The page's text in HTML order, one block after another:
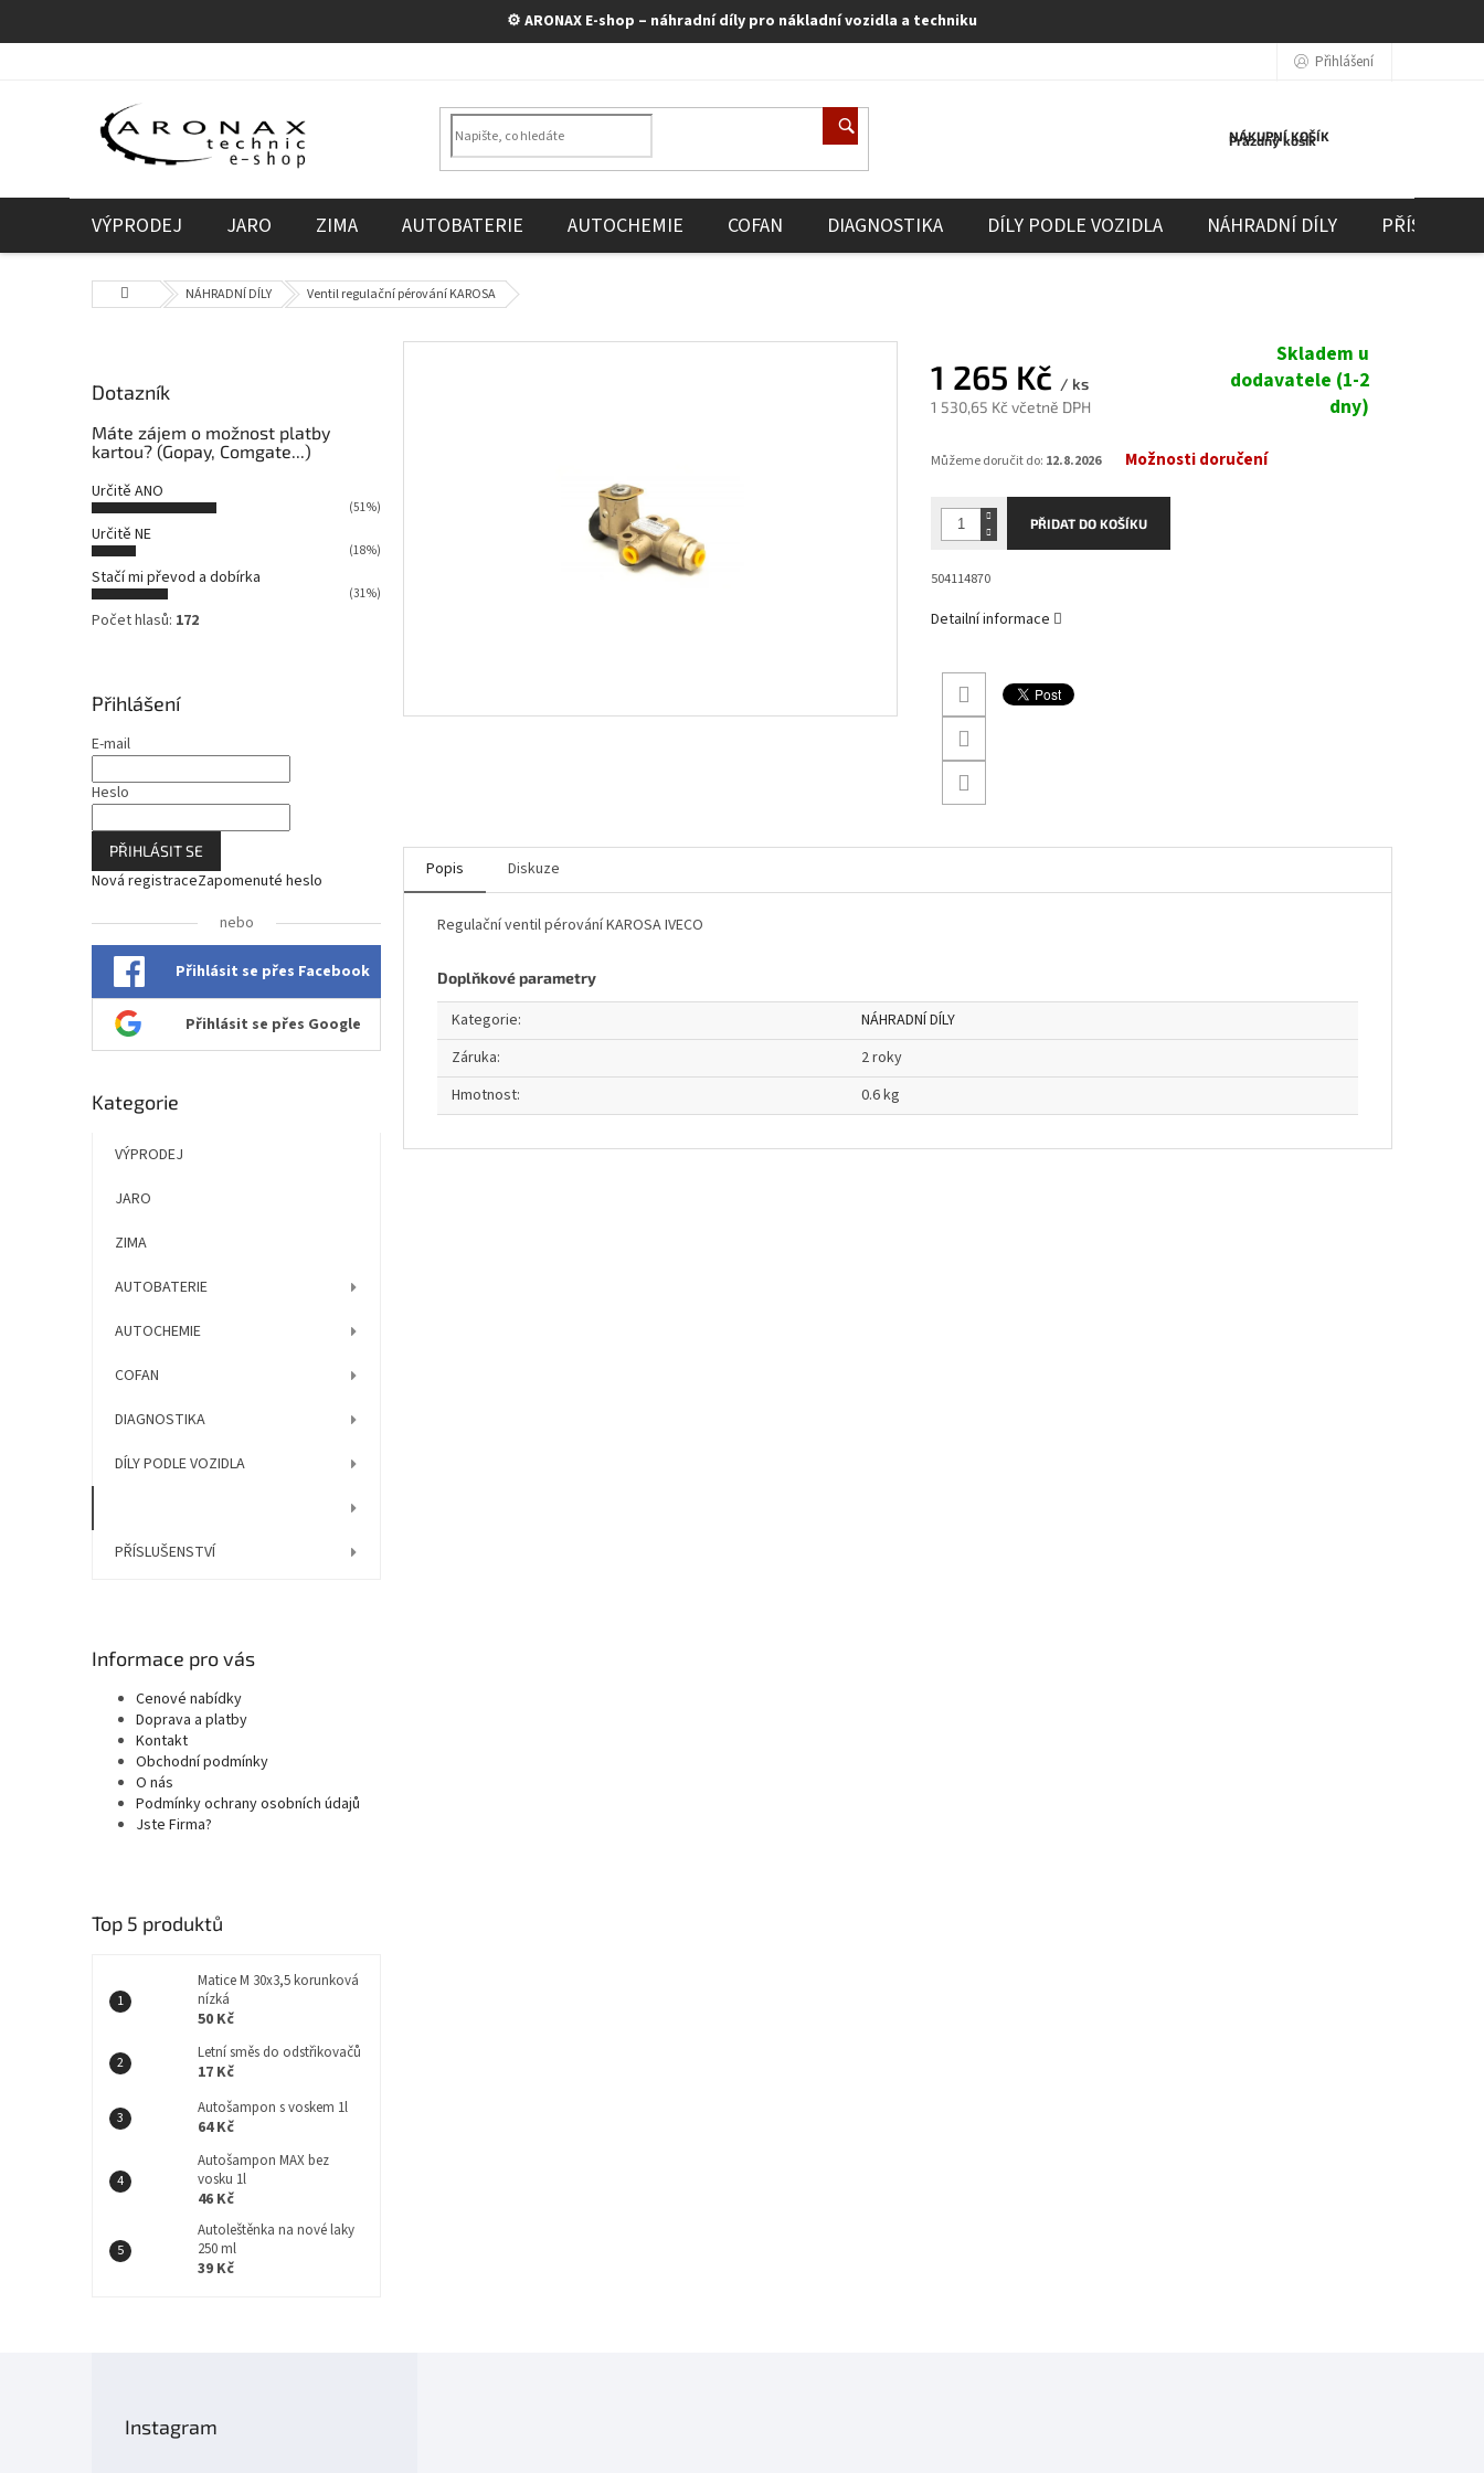
⚙️ ARONAX E-shop – náhradní díly pro nákladní vozidla a techniku
Přihlášení
NÁKUPNÍ KOŠÍK
Prázdný košík
VÝPRODEJ JARO ZIMA AUTOBATERIE AUTOCHEMIE COFAN DIAGNOSTIKA DÍLY PODLE VOZIDLA NÁHRADNÍ DÍLY
Domů NÁHRADNÍ DÍLY Ventil regulační pérování KAROSA
s
t
r
n
n
í
p
a
n
Dotazník
Máte zájem o možnost platby
kartou? (Gopay, Comgate...)
Určitě ANO
(51%)
Určitě NE
(18%)
Stačí mi převod a dobírka
(31%)
Počet hlasů: 172
Přihlášení
E-mail
Heslo
PŘIHLÁSIT SE
Nová registraceZapomenuté heslo
nebo
Přihlásit se přes Facebook
Přihlásit se přes Google
Přeskočit
Kategorie
VÝPRODEJ
JARO
ZIMA
AUTOBATERIE
AUTOCHEMIE
COFAN
DIAGNOSTIKA
DÍLY PODLE VOZIDLA
PŘÍSLUŠENSTVÍ
Informace pro vás
Cenové nabídky
Doprava a platby
Kontakt
Obchodní podmínky
O nás
Podmínky ochrany osobních údajů
Jste Firma?
Top 5 produktů
Matice M 30x3,5 korunková
nízká
50 Kč
Letní směs do odstřikovačů
17 Kč
Autošampon s voskem 1l
64 Kč
Autošampon MAX bez
vosku 1l
46 Kč
Autoleštěnka na nové laky
250 ml
39 Kč
1 265 Kč / ks
1 530,65 Kč včetně DPH
cena:
Skladem u
dodavatele (1-2
dny)
Můžeme doručit do: 12.8.2026 Možnosti doručení
PŘIDAT DO KOŠÍKU
504114870
Detailní informace
Popis Diskuze
Regulační ventil pérování KAROSA IVECO
Doplňkové parametry
Kategorie:
NÁHRADNÍ DÍLY
Záruka:
2 roky
Hmotnost: 0.6 kg
Instagram